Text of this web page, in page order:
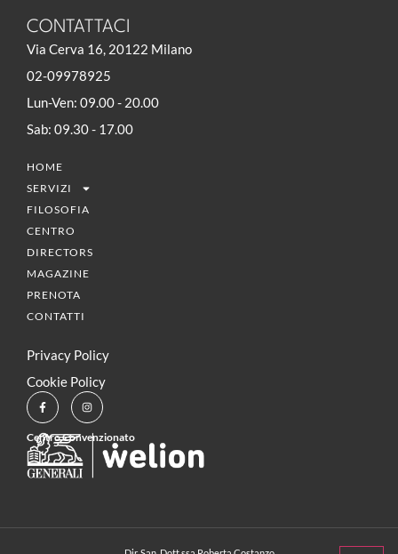
CONTATTACI
Via Cerva 16, 20122 Milano
02-09978925
Lun-Ven: 09.00 - 20.00
Sab: 09.30 - 17.00
HOME
SERVIZI
FILOSOFIA
CENTRO
DIRECTORS
MAGAZINE
PRENOTA
CONTATTI
Privacy Policy
Cookie Policy
Centro Convenzionato